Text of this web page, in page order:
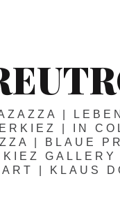
|
| IN
| BLAUE
GALLERY
ART | KLAUS